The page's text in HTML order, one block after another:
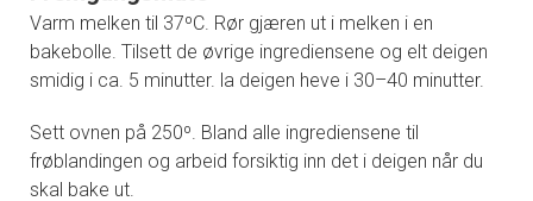
Varm melken til 37ºC. Rør gjæren ut i melken i en
bakebolle. Tilsett de øvrige ingrediensene og elt deigen
smidig i ca. 5 minutter. la deigen heve i 30–40 minutter.
Sett ovnen på 250º. Bland alle ingrediensene til
frøblandingen og arbeid forsiktig inn det i deigen når du
skal bake ut.